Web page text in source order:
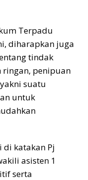
Terpadu
diharapkan juga
tindak
penipuan
suatu
untuk
di katakan Pj
asisten 1
serta